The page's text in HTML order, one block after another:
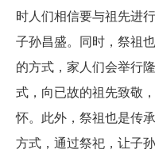
时人们相信要与祖先进
子孙昌盛。同时，祭祖
的方式，家人们会举行
式，向已故的祖先致敬
怀。此外，祭祖也是传
方式，通过祭祀，让子